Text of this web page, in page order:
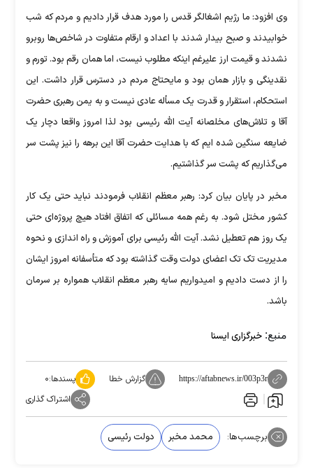
وی افزود: ما رژیم اشغالگر قدس را مورد هدف قرار دادیم و مردم که شب
خوابیدند و صبح بیدار شدند با اعداد و ارقام متفاوت در شاخص‌ها روبرو
نشدند و قیمت ارز علیرغم اینکه مطلوب نیست، اما همان رقم بود. تورم و
نقدینگی و بازار همان بود و مایحتاج مردم در دسترس قرار داشت. این
استحکام، استقرار و قدرت یک مسأله عادی نیست و به یمن رهبری حضرت
آقا و تلاش‌های مخلصانه آیت الله رئیسی بود لذا امروز واقعا دچار یک
ضایعه سنگین شده ایم که با هدایت حضرت آقا این برهه را نیز پشت سر
می‌گذاریم که پشت سر گذاشتیم.
مخبر در پایان بیان کرد: رهبر معظم انقلاب فرمودند نباید حتی یک کار
کشور مختل شود. به رغم همه مسائلی که اتفاق افتاد هیچ پروژه‌ای حتی
یک روز هم تعطیل نشد. آیت الله رئیسی برای آموزش و راه اندازی و نحوه
مدیریت تک تک اعضای دولت وقت گذاشته بود که متأسفانه امروز ایشان
را از دست دادیم و امیدواریم سایه رهبر معظم انقلاب همواره بر سرمان
باشد.
منبع: خبرگزاری ایسنا
https://aftabnews.ir/003p3r گزارش خطا پسندها:۰
اشتراک گذاری
برچسب‌ها: محمد مخبر دولت رئیسی